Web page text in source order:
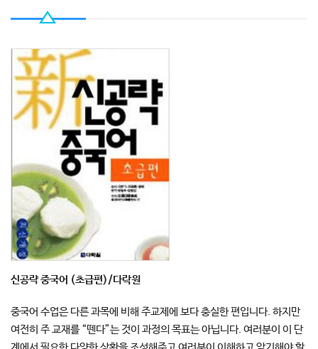
신공략 중국어 (초급편)/다락원
중국어 수업은 다른 과목에 비해 주교제에 보다 충실한 편입니다. 하지만
여전히 주 교재를 “뗀다”는 것이 과정의 목표는 아닙니다. 여러분이 이 단